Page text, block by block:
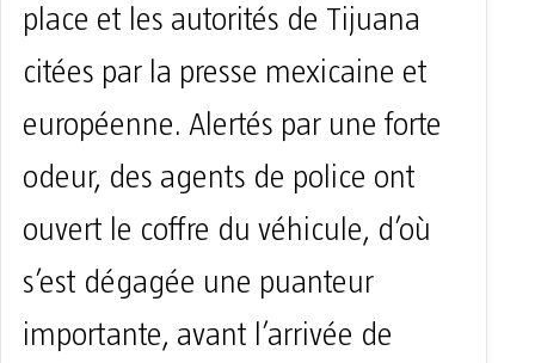
place et les autorités de Tijuana
citées par la presse mexicaine et
européenne. Alertés par une forte
odeur, des agents de police ont
ouvert le coffre du véhicule, d’où
s’est dégagée une puanteur
importante, avant l’arrivée de